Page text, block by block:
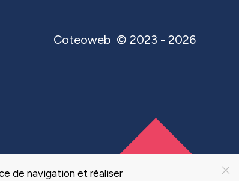
Coteoweb © 2023 - 2026
de navigation et réaliser